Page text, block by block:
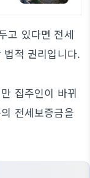
고 있다면 전세
적 권리입니다.
집주인이 바뀌
전세보증금을